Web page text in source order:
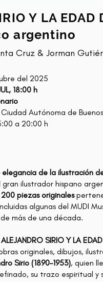
Y LA EDAD
argentino
Cruz & Jorman
del 2025
18:00 h
Autónoma de
a 20:00 h
de la ilustración
gran ilustrador hispano
200 piezas originales
algunas del MUDI
más de una década.
ALEJANDRO SIRIO Y LA
originales, dibujos,
Sirio (1890–1953), quien
su trazo espiritual